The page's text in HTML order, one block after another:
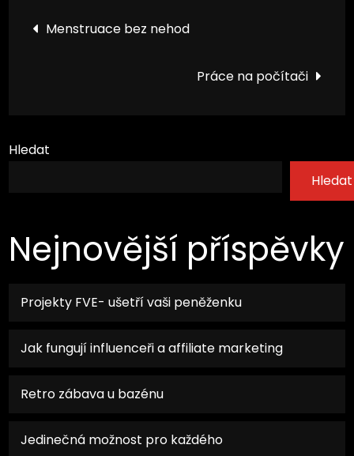
Navigace
Menstruace bez nehod
Práce na počítači
Hledat
Hledat
Nejnovější příspěvky
Projekty FVE- ušetří vaši peněženku
Jak fungují influenceři a affiliate marketing
Retro zábava u bazénu
Jedinečná možnost pro každého